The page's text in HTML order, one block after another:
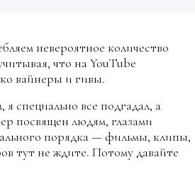
невероятное количество
что на YouTube
вайнеры и гивы.
специально все подгадал, а
посвящен людям, глазами
порядка — фильмы, клипы,
тут не ждите. Потому давайте